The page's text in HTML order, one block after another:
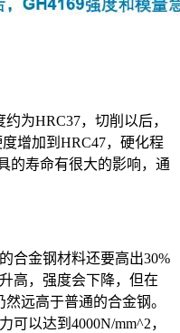
为HRC37，切削以后，
增加到HRC47，硬化程
的寿命有很大的影响，通
合金钢材料还要高出30%
高，强度会下降，但在
远高于普通的合金钢。
以达到4000N/mm^2，